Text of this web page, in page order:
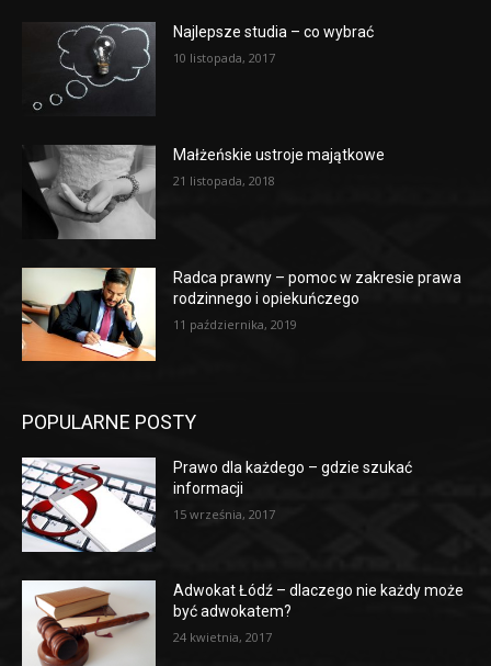
Najlepsze studia – co wybrać
10 listopada, 2017
Małżeńskie ustroje majątkowe
21 listopada, 2018
Radca prawny – pomoc w zakresie prawa
rodzinnego i opiekuńczego
11 października, 2019
POPULARNE POSTY
Prawo dla każdego – gdzie szukać
informacji
15 września, 2017
Adwokat Łódź – dlaczego nie każdy może
być adwokatem?
24 kwietnia, 2017